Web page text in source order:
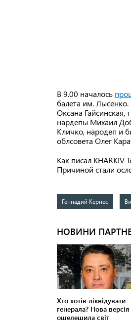
В 9.00 началось
балета им.
Оксана Гайсинская,
нардепы Михаил
Кличко, народеп и
облсовета Олег
Как писал KHARKIV
Причиной стали
Геннадий Кернес